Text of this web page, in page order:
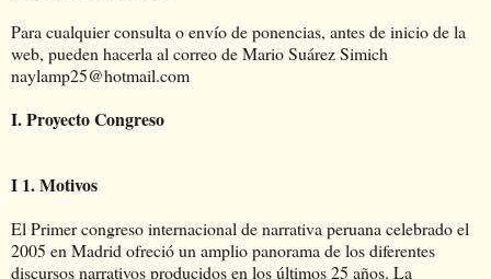
Para cualquier consulta o envío de ponencias, antes de inicio de la
web, pueden hacerla al correo de Mario Suárez Simich
naylamp25@hotmail.com
I. Proyecto Congreso
I 1. Motivos
El Primer congreso internacional de narrativa peruana celebrado el
2005 en Madrid ofreció un amplio panorama de los diferentes
discursos narrativos producidos en los últimos 25 años. La